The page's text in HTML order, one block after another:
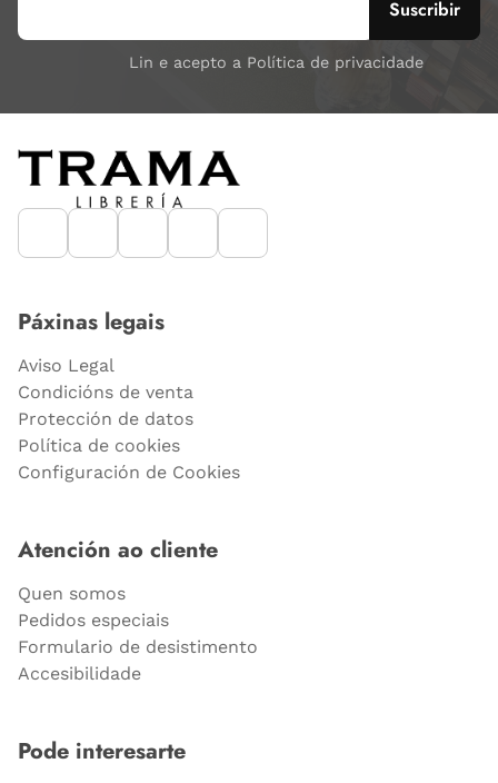
Lin e acepto a Política de privacidade
Páxinas legais
Aviso Legal
Condicións de venta
Protección de datos
Política de cookies
Configuración de Cookies
Atención ao cliente
Quen somos
Pedidos especiais
Formulario de desistimento
Accesibilidade
Pode interesarte